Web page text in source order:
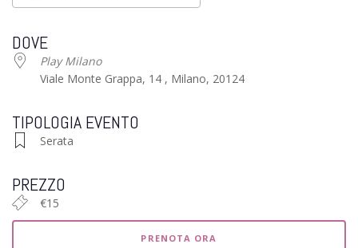
DOVE
Play Milano
Viale Monte Grappa, 14 , Milano, 20124
TIPOLOGIA EVENTO
Serata
PREZZO
€15
PRENOTA ORA